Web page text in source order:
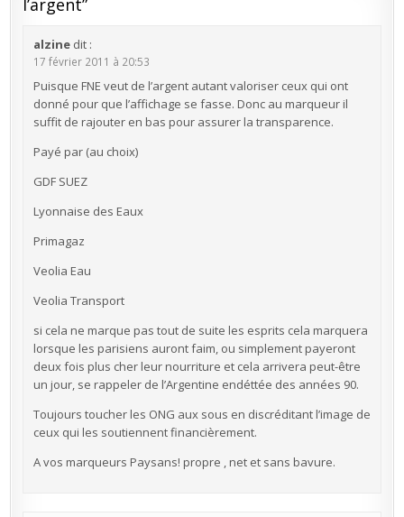
l’argent”
alzine dit :
17 février 2011 à 20:53
Puisque FNE veut de l’argent autant valoriser ceux qui ont
donné pour que l’affichage se fasse. Donc au marqueur il
suffit de rajouter en bas pour assurer la transparence.
Payé par (au choix)
GDF SUEZ
Lyonnaise des Eaux
Primagaz
Veolia Eau
Veolia Transport
si cela ne marque pas tout de suite les esprits cela marquera
lorsque les parisiens auront faim, ou simplement payeront
deux fois plus cher leur nourriture et cela arrivera peut-être
un jour, se rappeler de l’Argentine endéttée des années 90.
Toujours toucher les ONG aux sous en discréditant l’image de
ceux qui les soutiennent financièrement.
A vos marqueurs Paysans! propre , net et sans bavure.